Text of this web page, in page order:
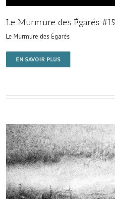
Le Murmure des Égarés #15
Le Murmure des Égarés
EN SAVOIR PLUS